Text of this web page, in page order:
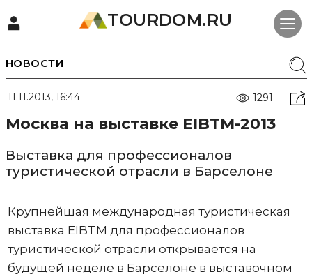
TOURDOM.RU
НОВОСТИ
11.11.2013, 16:44 1291
Москва на выставке EIBTM-2013
Выставка для профессионалов
туристической отрасли в Барселоне
Крупнейшая международная туристическая
выставка EIBTM для профессионалов
туристической отрасли открывается на
будущей неделе в Барселоне в выставочном